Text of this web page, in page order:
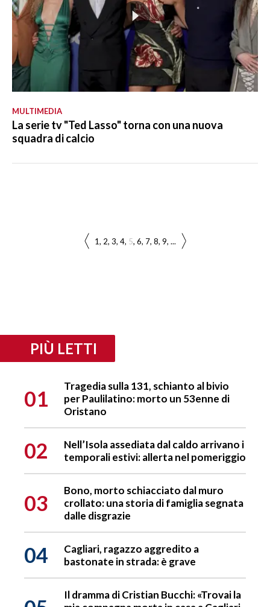
MULTIMEDIA
La serie tv "Ted Lasso" torna con una nuova
squadra di calcio
1 2 3 4 5 6 7 8 9 ...
PIÙ LETTI
01
Tragedia sulla 131, schianto al bivio
per Paulilatino: morto un 53enne di
Oristano
02
Nell’Isola assediata dal caldo arrivano i
temporali estivi: allerta nel pomeriggio
03
Bono, morto schiacciato dal muro
crollato: una storia di famiglia segnata
dalle disgrazie
04
Cagliari, ragazzo aggredito a
bastonate in strada: è grave
Il dramma di Cristian Bucchi: «Trovai la